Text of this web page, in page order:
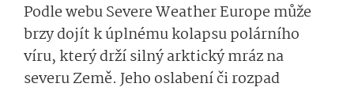
Podle webu Severe Weather Europe může
brzy dojít k úplnému kolapsu polárního
víru, který drží silný arktický mráz na
severu Země. Jeho oslabení či rozpad